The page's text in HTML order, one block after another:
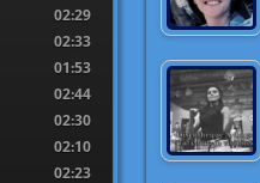
02:29
02:33
01:53
02:44
02:30
02:10
02:23